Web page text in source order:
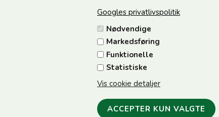
Googles privatlivspolitik
Nødvendige
Markedsføring
Funktionelle
Statistiske
Vis cookie detaljer
Handelsbetingelser
Fortrydelse/Reklamation
Samarbejdspartnere
6500 Vojens
CVR 49879415 Mail
Tlf. +45 74 54 51 06